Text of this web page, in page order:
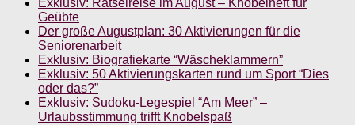
Exklusiv: Rätselreise im August – Knobelheft für
Geübte
Der große Augustplan: 30 Aktivierungen für die
Seniorenarbeit
Exklusiv: Biografiekarte “Wäscheklammern”
Exklusiv: 50 Aktivierungskarten rund um Sport “Dies
oder das?”
Exklusiv: Sudoku-Legespiel “Am Meer” –
Urlaubsstimmung trifft Knobelspaß